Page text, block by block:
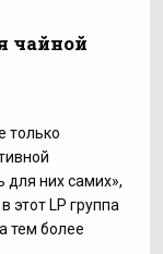
чайной
только
для них самих»,
этот LP группа
тем более